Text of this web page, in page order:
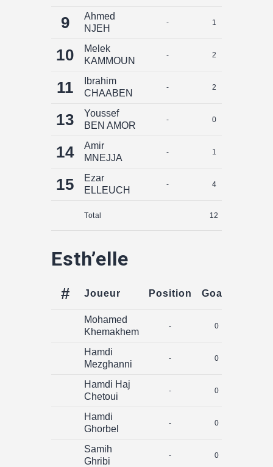
9
Ahmed
NJEH
- 1
10
Melek
KAMMOUN
- 2
11
Ibrahim
CHAABEN
- 2
13
Youssef
BEN AMOR
- 0
14
Amir
MNEJJA
- 1
15
Ezar
ELLEUCH
- 4
Total 12
Esth’elle
# Joueur Position Goals
Mohamed
Khemakhem
- 0
Hamdi
Mezghanni
- 0
Hamdi Haj
Chetoui
- 0
Hamdi
Ghorbel
- 0
Samih
Ghribi
- 0